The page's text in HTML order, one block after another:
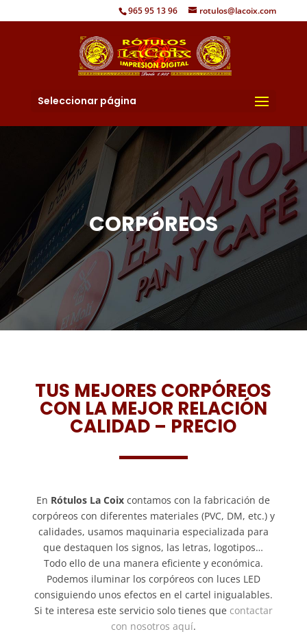
965 95 13 96 rotulos@lacoix.com
Seleccionar página
CORPÓREOS
TUS MEJORES CORPÓREOS
CON LA MEJOR RELACIÓN
CALIDAD – PRECIO
En Rótulos La Coix contamos con la fabricación de
corpóreos con diferentes materiales (PVC, DM, etc.) y
calidades, usamos maquinaria especializada para
que destaquen los signos, las letras, logotipos…
Todo ello de una manera eficiente y económica.
Podemos iluminar los corpóreos con luces LED
consiguiendo unos efectos en el cartel inigualables.
Si te interesa este servicio solo tienes que contactar
con nosotros aquí.